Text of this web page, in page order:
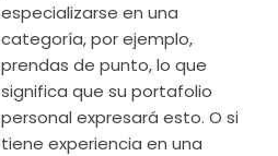
especializarse en una
categoría, por ejemplo,
prendas de punto, lo que
significa que su portafolio
personal expresará esto. O si
tiene experiencia en una